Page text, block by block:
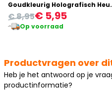
€ 5,95
€ 8,95
Op voorraad
Productvragen over
Heb je het antwoord op je
productinformatie?